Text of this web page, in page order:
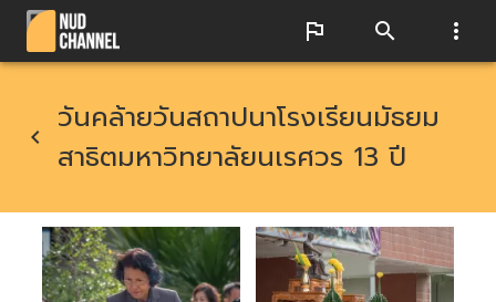
วันคล้ายวันสถาปนาโรงเรียนมัธยม
สาธิตมหาวิทยาลัยนเรศวร 13 ปี